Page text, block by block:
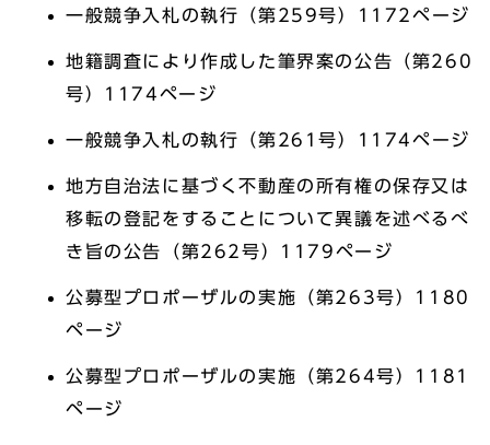
一般競争入札の執行（第259号）1172ページ
地籍調査により作成した筆界案の公告（第260
号）1174ページ
一般競争入札の執行（第261号）1174ページ
地方自治法に基づく不動産の所有権の保存又は
移転の登記をすることについて異議を述べるべ
き旨の公告（第262号）1179ページ
公募型プロポーザルの実施（第263号）1180
ページ
公募型プロポーザルの実施（第264号）1181
ページ